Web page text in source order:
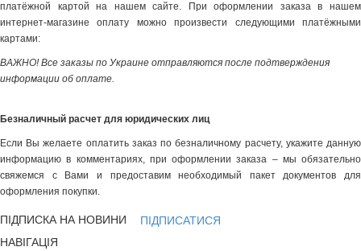
платёжной картой на нашем сайте. При оформлении заказа в нашем
интернет-магазине оплату можно произвести следующими платёжными
картами:
ВАЖНО! Все заказы по Украине отправляются после подтверждения
информации об оплате.
Безналичный расчет для юридических лиц
Если Вы желаете оплатить заказ по безналичному расчету, укажите данную
информацию в комментариях, при оформлении заказа – мы обязательно
свяжемся с Вами и предоставим необходимый пакет документов для
оформления покупки.
ПІДПИСКА НА НОВИНИ
ПІДПИСАТИСЯ
НАВІГАЦІЯ